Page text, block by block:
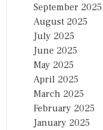
September 2025
August 2025
July 2025
June 2025
May 2025
April 2025
March 2025
February 2025
January 2025